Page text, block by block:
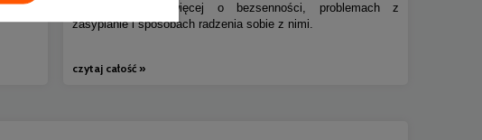
dowiedzieć się więcej o bezsenności, problemach z
zasypianie i sposobach radzenia sobie z nimi.
czytaj całość »